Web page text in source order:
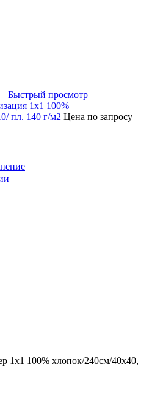
Быстрый просмотр
1х1 100%
пл. 140 г/м2 Цена по запросу
1х1 100% хлопок/240см/40х40,